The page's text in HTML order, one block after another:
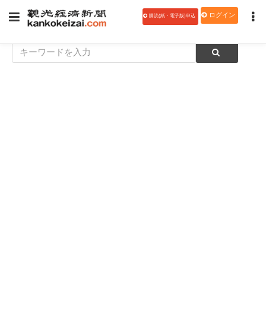
購読(紙・電子版)申込 ログイン